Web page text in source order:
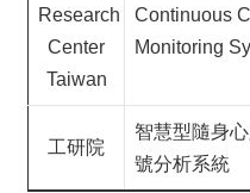
Research
Center
Taiwan
Continuous
Monitoring
工研院
智慧型隨身
號分析系統